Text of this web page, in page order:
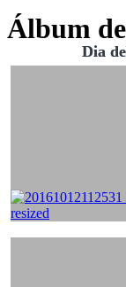
Álbum
Dia